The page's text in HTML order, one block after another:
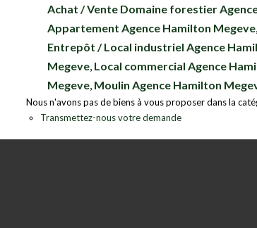
Achat / Vente Domaine forestier
Appartement Agence Hamilton Megeve
Entrepôt / Local industriel Agence
Megeve Local commercial Agence
Megeve Moulin Agence Hamilton
Nous n'avons pas de biens à vous proposer dans la
Transmettez-nous votre demande